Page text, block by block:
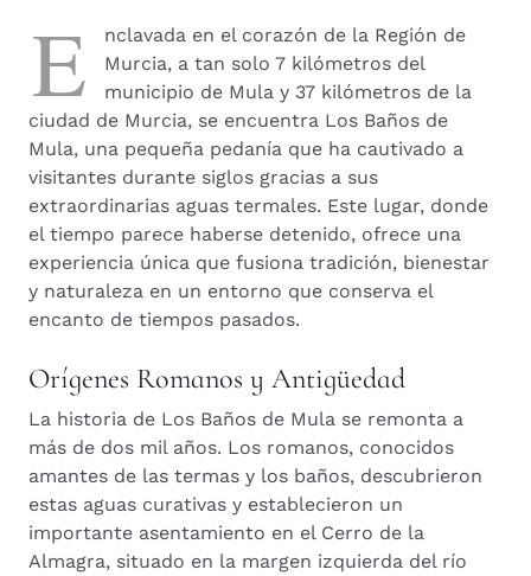
E
nclavada en el corazón de la Región de
Murcia, a tan solo 7 kilómetros del
municipio de Mula y 37 kilómetros de la
ciudad de Murcia, se encuentra Los Baños de
Mula, una pequeña pedanía que ha cautivado a
visitantes durante siglos gracias a sus
extraordinarias aguas termales. Este lugar, donde
el tiempo parece haberse detenido, ofrece una
experiencia única que fusiona tradición, bienestar
y naturaleza en un entorno que conserva el
encanto de tiempos pasados.
Orígenes Romanos y Antigüedad
La historia de Los Baños de Mula se remonta a
más de dos mil años. Los romanos, conocidos
amantes de las termas y los baños, descubrieron
estas aguas curativas y establecieron un
importante asentamiento en el Cerro de la
Almagra, situado en la margen izquierda del río